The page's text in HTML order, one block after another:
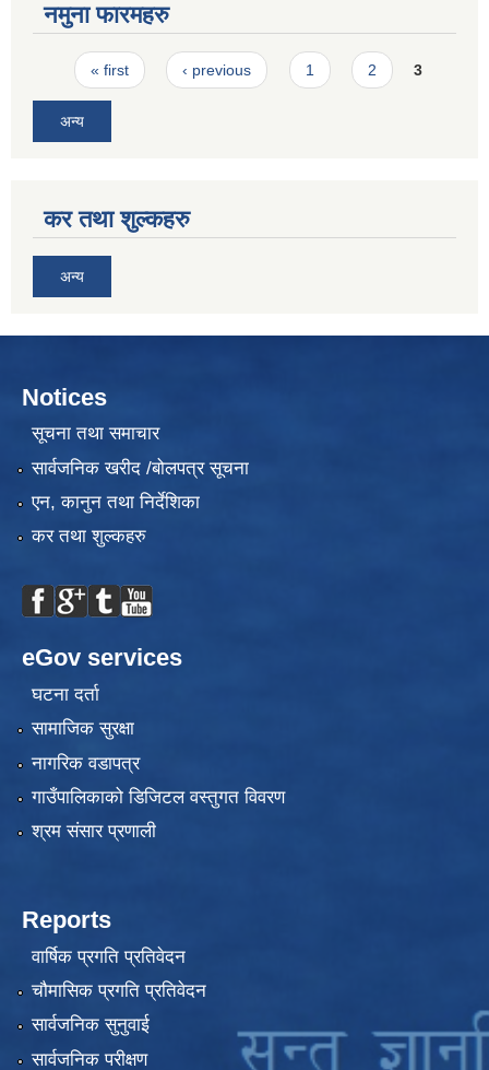
नमुना फारमहरु
Pages
« first ‹ previous 1 2 3
अन्य
कर तथा शुल्कहरु
अन्य
Notices
सूचना तथा समाचार
सार्वजनिक खरीद /बोलपत्र सूचना
एन, कानुन तथा निर्देशिका
कर तथा शुल्कहरु
eGov services
घटना दर्ता
सामाजिक सुरक्षा
नागरिक वडापत्र
गाउँपालिकाको डिजिटल वस्तुगत विवरण
श्रम संसार प्रणाली
Reports
वार्षिक प्रगति प्रतिवेदन
चौमासिक प्रगति प्रतिवेदन
सार्वजनिक सुनुवाई
सार्वजनिक परीक्षण